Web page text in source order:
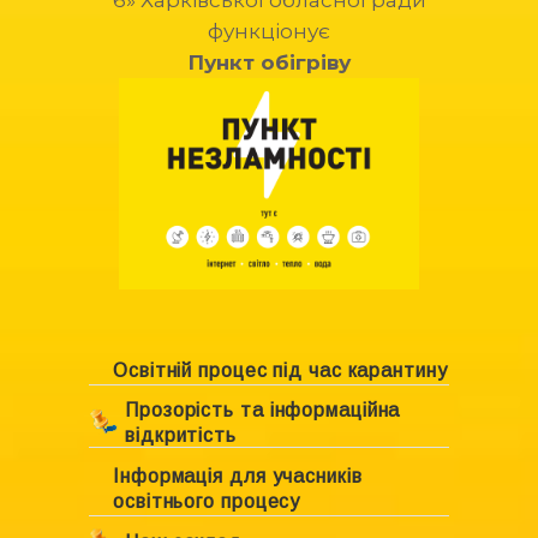
функціонує
Пункт обігріву
Освітній процес під час карантину
Прозорість та інформаційна
відкритість
Ліцензування закладу
Свідоцтво про право власності
Інформація для учасників
освітнього процесу